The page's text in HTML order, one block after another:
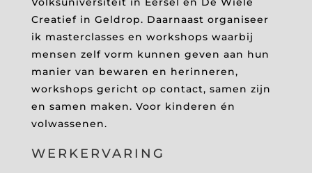
Creatief in Geldrop. Daarnaast organiseer
ik masterclasses en workshops waarbij
mensen zelf vorm kunnen geven aan hun
manier van bewaren en herinneren,
workshops gericht op contact, samen zijn
en samen maken. Voor kinderen én
volwassenen.
WERKERVARING